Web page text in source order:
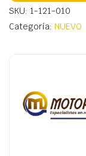
SKU: 1-121-010
Categoría: NUEVO